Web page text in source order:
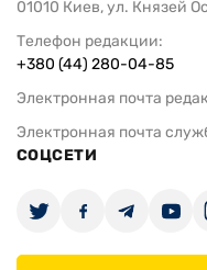
01010 Киев, ул. Князей
Телефон редакции:
+380 (44) 280-04-85
Электронная почта
Электронная почта
СОЦСЕТИ